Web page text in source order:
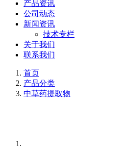
产品资讯
公司动态
新闻资讯
技术专栏
关于我们
联系我们
首页
产品分类
中草药提取物